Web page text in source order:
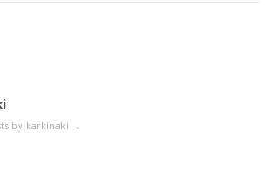
by karkinaki →